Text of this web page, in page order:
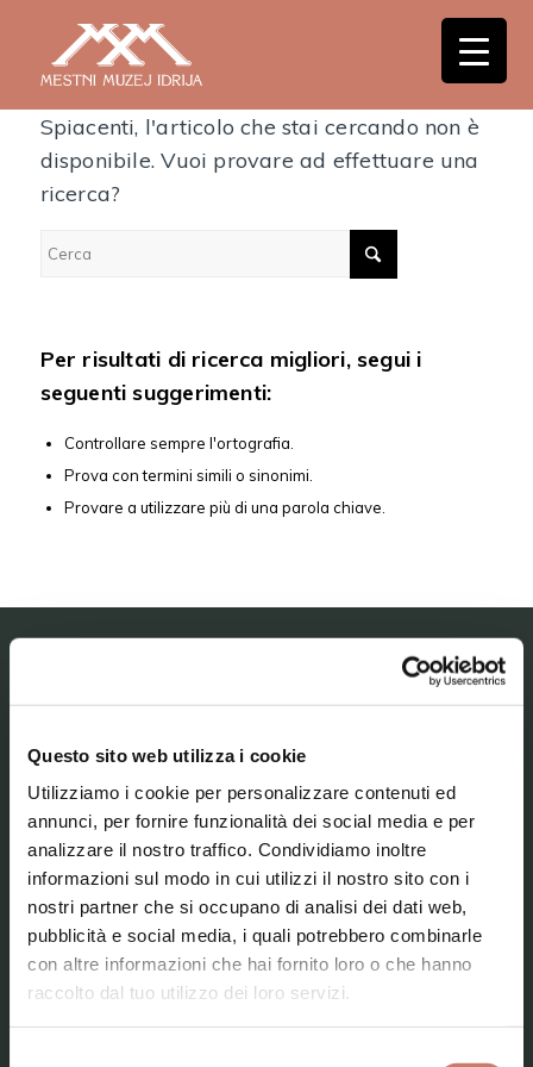
Questo sito web utilizza i cookie
Utilizziamo i cookie per personalizzare contenuti ed
annunci, per fornire funzionalità dei social media e per
analizzare il nostro traffico. Condividiamo inoltre
informazioni sul modo in cui utilizzi il nostro sito con i
nostri partner che si occupano di analisi dei dati web,
pubblicità e social media, i quali potrebbero combinarle
con altre informazioni che hai fornito loro o che hanno
raccolto dal tuo utilizzo dei loro servizi.
Nessun risultato
Spiacenti, l'articolo che stai cercando non è
disponibile. Vuoi provare ad effettuare una
ricerca?
Per risultati di ricerca migliori, segui i
seguenti suggerimenti:
Controllare sempre l'ortografia.
Prova con termini simili o sinonimi.
Provare a utilizzare più di una parola chiave.
MESTNI MUZEJ IDRIJA – MUSEO CIVICO DI
IDRIJA
Le nostre collezioni
Attualità
Contatti